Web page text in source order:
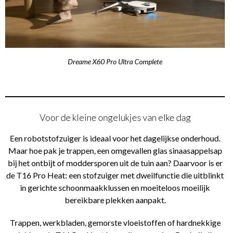
Dreame X60 Pro Ultra Complete
Voor de kleine ongelukjes van elke dag
Een robotstofzuiger is ideaal voor het dagelijkse onderhoud.
Maar hoe pak je trappen, een omgevallen glas sinaasappelsap
bij het ontbijt of moddersporen uit de tuin aan? Daarvoor is er
de T16 Pro Heat: een stofzuiger met dweilfunctie die uitblinkt
in gerichte schoonmaakklussen en moeiteloos moeilijk
bereikbare plekken aanpakt.
Trappen, werkbladen, gemorste vloeistoffen of hardnekkige